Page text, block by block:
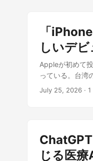
がやっぱりこ
とをずっと続
もういける、と
る」と言って
ところに来て
ところにやはり
だなというふう
り、AIエージ
ジニア・企業
ているが、今回
並行稼働させる
からの脱出兆候
設計は、今後国
を先に作ろう」
っていく以上、
み込む必要があ
とする一連の
いう新部門を立
AIで得た成功を
る姿勢が鮮明に
Holz氏との個人
ているかを、言
ービスではな
営元がAI企業に
は、2026年4月
「
しいデ
Appleが初めて
っている。台湾
者は2026年7月
がある唯一のパ
全体を指すのか
July 25, 2026 · 1
じる医